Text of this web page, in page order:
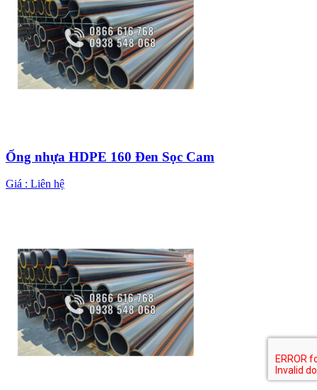
Ống nhựa HDPE 160 Đen Sọc Cam
Giá : Liên hệ